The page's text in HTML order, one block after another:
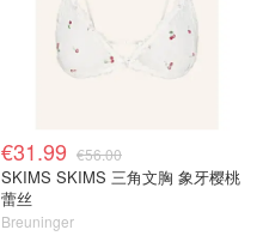
€31.99 €56.00
SKIMS SKIMS 三角文胸 象牙樱桃
蕾丝
Breuninger